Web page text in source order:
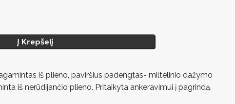
Į Krepšelį
iš plieno, paviršius padengtas- miltelinio dažymo
iš nerūdijančio plieno. Pritaikyta ankeravimui į pagrindą.